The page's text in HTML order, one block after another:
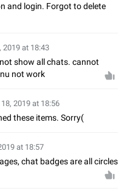
and login. Forgot to delete
2019 at 18:43
show all chats. cannot
not work
18, 2019 at 18:56
these items. Sorry(
at 18:57
chat badges are all circles